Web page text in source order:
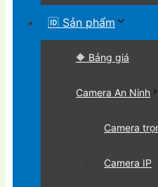
🆔 Sản phẩm
🔶 Bảng giá
Camera An Ninh
Camera
Camera IP